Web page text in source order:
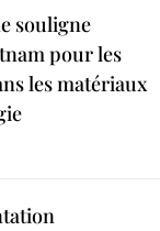
souligne
pour les
les matériaux